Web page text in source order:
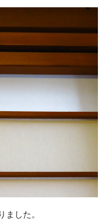
ました。